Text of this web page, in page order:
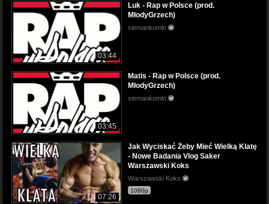
03:44
Luk - Rap w Polsce (prod.
MłodyGrzech)
siemankomln
03:45
Matis - Rap w Polsce (prod.
MłodyGrzech)
siemankomln
07:26
Jak Wyciskać Żeby Mieć Wielką Klatę
- Nowe Badania Vlog Saker
Warszawski Koks
Warszawski Koks
1080p